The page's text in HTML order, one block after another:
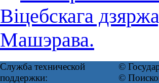
Віцебскага
Машэрава.
Служба технической
поддержки:
©
©